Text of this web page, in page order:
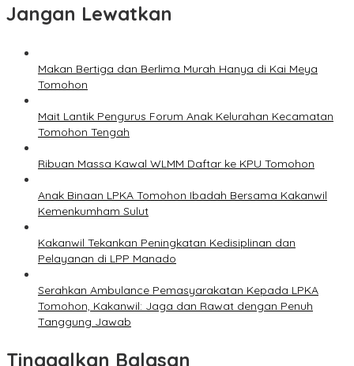
Jangan Lewatkan
Makan Bertiga dan Berlima Murah Hanya di Kai Meya
Tomohon
Mait Lantik Pengurus Forum Anak Kelurahan Kecamatan
Tomohon Tengah
Ribuan Massa Kawal WLMM Daftar ke KPU Tomohon
Anak Binaan LPKA Tomohon Ibadah Bersama Kakanwil
Kemenkumham Sulut
Kakanwil Tekankan Peningkatan Kedisiplinan dan
Pelayanan di LPP Manado
Serahkan Ambulance Pemasyarakatan Kepada LPKA
Tomohon, Kakanwil: Jaga dan Rawat dengan Penuh
Tanggung Jawab
Tinggalkan Balasan